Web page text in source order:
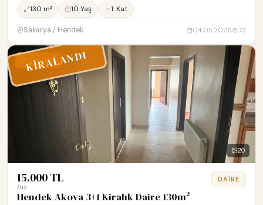
130 m² 10 Yaş 1. Kat
Sakarya / Hendek 04.05.2026 73
KİRALANDI
KİRALIK
20
15.000 TL
/ay
DAIRE
Hendek Akova 3+1 Kiralık Daire 130m²